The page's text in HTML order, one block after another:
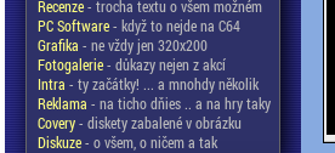
Recenze- trocha textu o všem možném
PC Software- když to nejde na C64
Grafika - ne vždy jen 320x200
Fotogalerie- důkazy nejen z akcí
Intra - ty začátky! ... a mnohdy několik
Reklama - na ticho dňies .. a na hry taky
Covery- diskety zabalené v obrázku
Diskuze- o všem, o ničem a tak